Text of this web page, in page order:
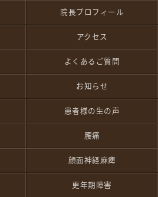
院長プロフィール
アクセス
よくあるご質問
お知らせ
患者様の生の声
腰痛
顔面神経麻痺
更年期障害